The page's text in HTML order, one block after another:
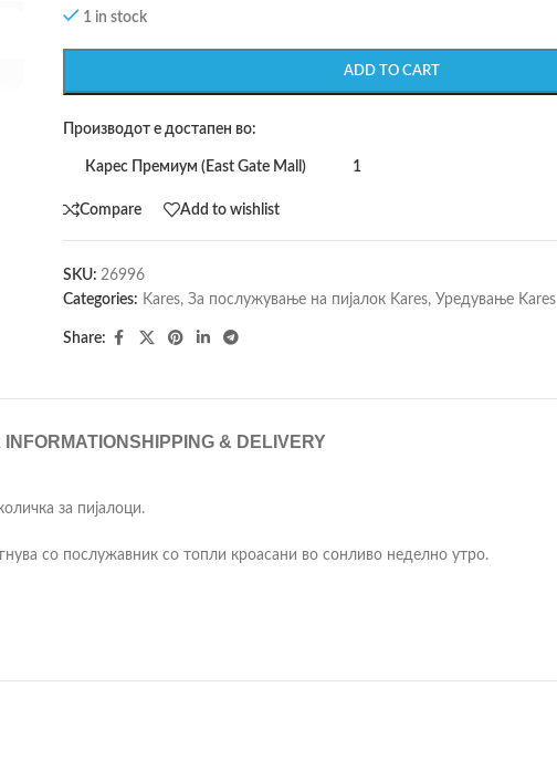
1 in stock
ADD TO CART
Производот е достапен во:
Карес Премиум (East Gate Mall) 1
Compare Add to wishlist
SKU: 26996
Categories: Kares, За послужување на пијалок Kares, Уредување Kares
Share:
SHIPPING & DELIVERY
за пијалоци.
со послужавник со топли кроасани во сонливо неделно утро.